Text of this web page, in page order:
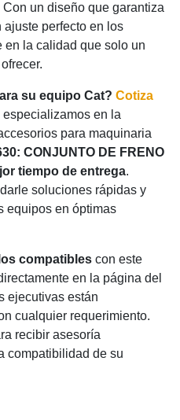
un diseño que garantiza
perfecto en los
en la calidad que solo un
su equipo Cat? Cotiza
especializamos en la
para maquinaria
CONJUNTO DE FRENO
tiempo de entrega.
soluciones rápidas y
equipos en óptimas
compatibles con este
en la página del
ejecutivas están
cualquier requerimiento.
recibir asesoría
compatibilidad de su